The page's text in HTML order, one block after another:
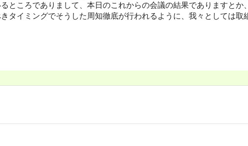
ところでありまして、本日のこれからの会議の結果でありますと
タイミングでそうした周知徹底が行われるように、我々としては取